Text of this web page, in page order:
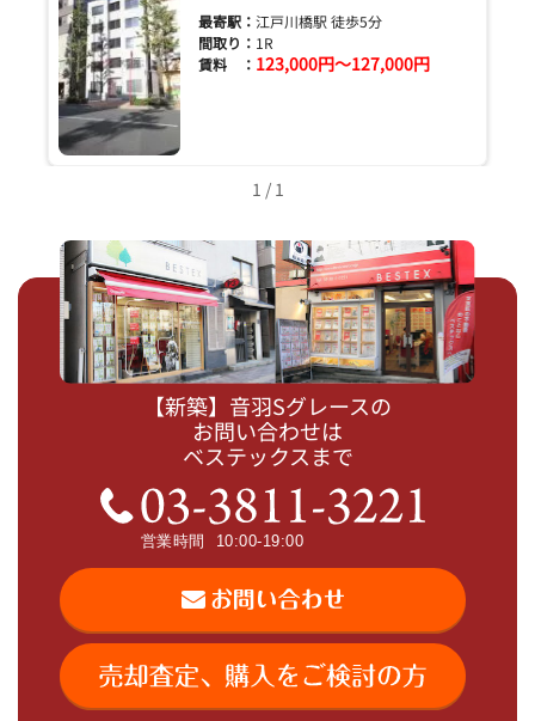
最寄駅： 江戸川橋駅 徒歩5分
間取り： 1R
賃料 ： 123,000円～127,000円
1 / 1
【新築】音羽Sグレースの
お問い合わせは
ベステックスまで